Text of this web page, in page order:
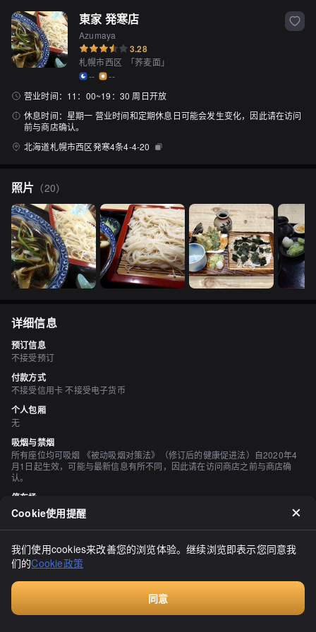
東家 発寒店
Azumaya
3.28
札幌市西区 「荞麦面」
--
--
营业时间： 11：00~19：30 周日开放
休息时间： 星期一 营业时间和定期休息日可能会发生变化，因此请在访问
前与商店确认。
北海道札幌市西区発寒4条4-4-20
照片 （20）
详细信息
预订信息
不接受预订
付款方式
不接受信用卡 不接受电子货币
个人包厢
无
吸烟与禁烟
所有座位均可吸烟 《被动吸烟对策法》（修订后的健康促进法）自2020年4
月1日起生效，可能与最新信息有所不同，因此请在访问商店之前与商店确
认。
停车场
有 左侧商店后面有 3 辆车
评价（20）
南幌
3.30
今天天气闷热，我突然想吃冷面，所以来到了这家餐馆。虽然离昨天
的中餐馆很近，但我还是选择了骑自行车前往，这就是典型的去得顺
风顺水，回来时风雨交加的情况。不过，在到达餐馆之前就已经汗流
Cookie使用提醒
我们使用cookies来改善您的浏览体验。继续浏览即表示您同意我
们的Cookie政策
同意